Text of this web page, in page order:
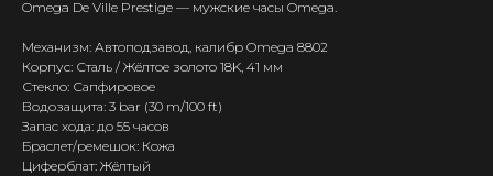
Omega De Ville Prestige — мужские часы Omega.
Механизм: Автоподзавод, калибр Omega 8802
Корпус: Сталь / Жёлтое золото 18K, 41 мм
Стекло: Сапфировое
Водозащита: 3 bar (30 m/100 ft)
Запас хода: до 55 часов
Браслет/ремешок: Кожа
Циферблат: Жёлтый